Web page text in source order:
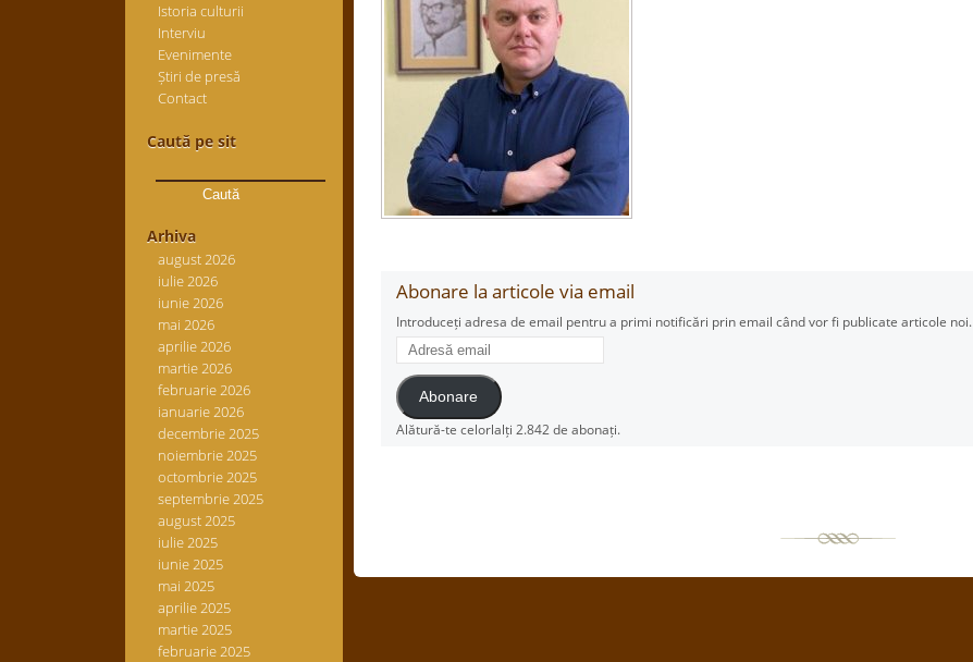
Istoria culturii
Interviu
Evenimente
Știri de presă
Contact
Caută pe sit
după:
Arhiva
august 2026
iulie 2026
iunie 2026
mai 2026
aprilie 2026
martie 2026
februarie 2026
ianuarie 2026
decembrie 2025
noiembrie 2025
octombrie 2025
septembrie 2025
august 2025
iulie 2025
iunie 2025
mai 2025
aprilie 2025
martie 2025
februarie 2025
Abonare la articole via email
Introduceți adresa de email pentru a primi notificări prin email când vor fi publicate articole noi.
Adresă
email
Abonare
Alătură-te celorlalți 2.842 de abonați.